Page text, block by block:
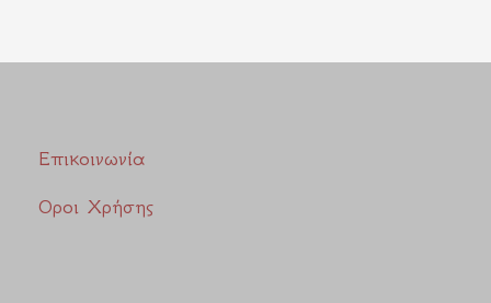
Επικοινωνία
Οροι Χρήσης